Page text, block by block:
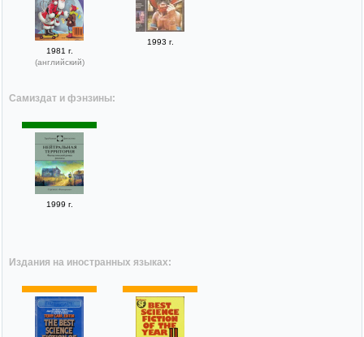
1981 г.
(английский)
1993 г.
Самиздат и фэнзины:
1999 г.
Издания на иностранных языках: